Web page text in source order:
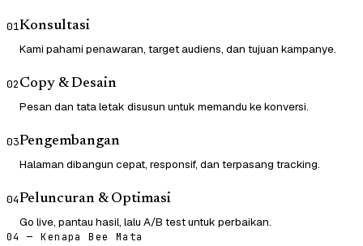
01Konsultasi
Kami pahami penawaran, target audiens, dan tujuan kampanye.
02Copy & Desain
Pesan dan tata letak disusun untuk memandu ke konversi.
03Pengembangan
Halaman dibangun cepat, responsif, dan terpasang tracking.
04Peluncuran & Optimasi
Go live, pantau hasil, lalu A/B test untuk perbaikan.
04 — Kenapa Bee Mata